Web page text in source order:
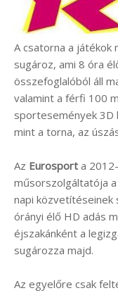
A csatorna a játékok
sugároz, ami 8 óra
összefoglalóból áll
valamint a férfi 100
sportesemények
mint a torna, az
Az Eurosport a
műsorszolgáltatója
napi közvetítéseinek
órányi élő HD adás
éjszakánként a
sugározza majd.
Az egyelőre csak